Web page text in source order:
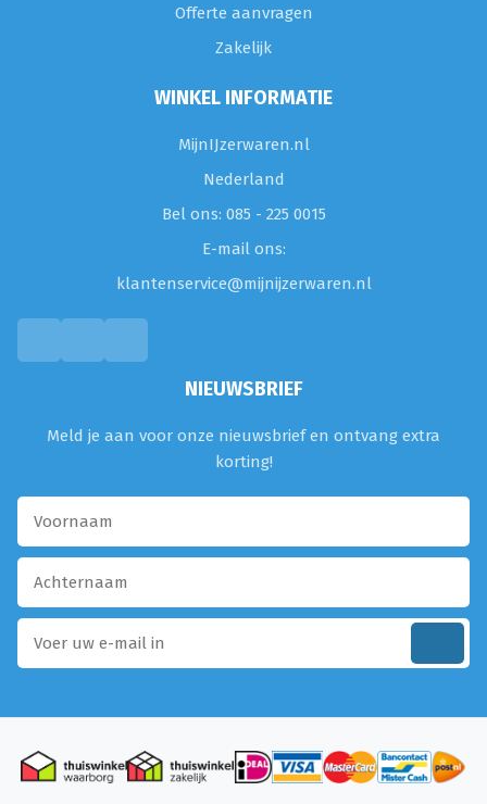
Offerte aanvragen
Zakelijk
WINKEL INFORMATIE
MijnIJzerwaren.nl
Nederland
Bel ons: 085 - 225 0015
E-mail ons:
klantenservice@mijnijzerwaren.nl
NIEUWSBRIEF
Meld je aan voor onze nieuwsbrief en ontvang extra
korting!